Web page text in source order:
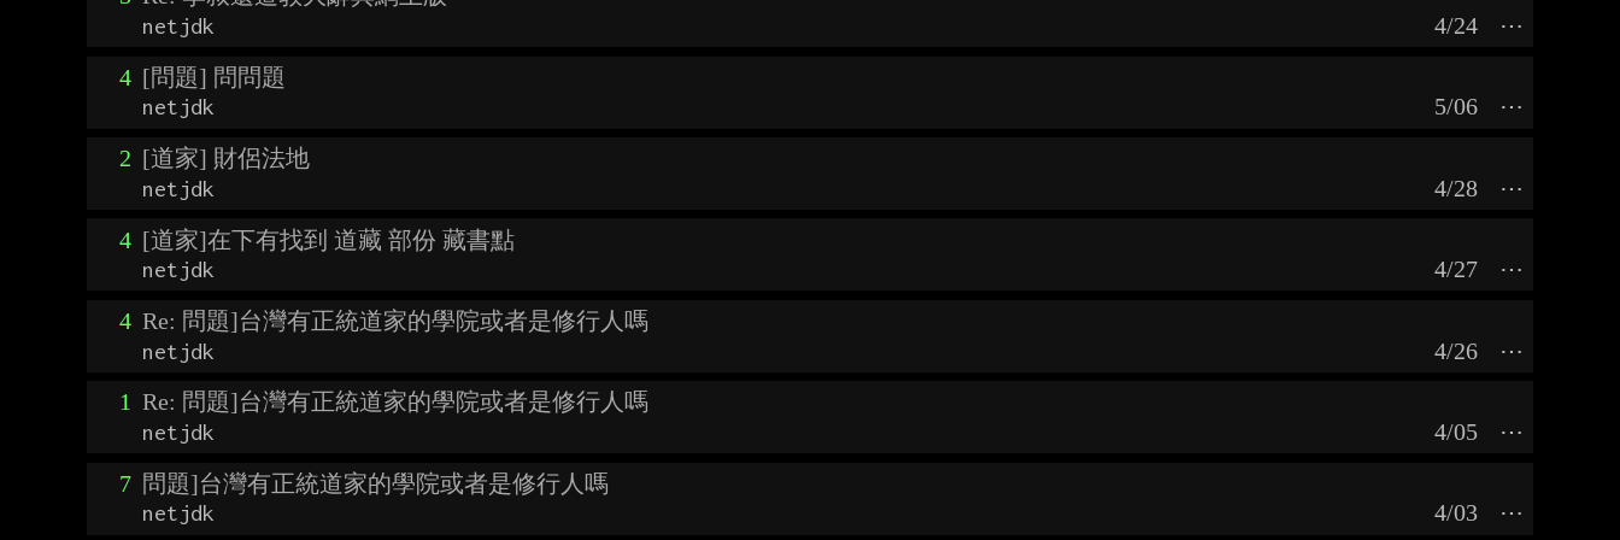
netjdk ⋯
4/24
4 [問題] 問問題
netjdk ⋯
5/06
2 [道家] 財侶法地
netjdk ⋯
4/28
4 [道家]在下有找到 道藏 部份 藏書點
netjdk ⋯
4/27
4 Re: 問題]台灣有正統道家的學院或者是修行人嗎
netjdk ⋯
4/26
1 Re: 問題]台灣有正統道家的學院或者是修行人嗎
netjdk ⋯
4/05
7 問題]台灣有正統道家的學院或者是修行人嗎
netjdk ⋯
4/03